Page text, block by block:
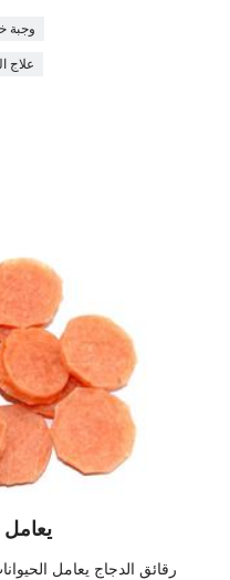
وجبة
علاج
رقائق الدجاج يعامل